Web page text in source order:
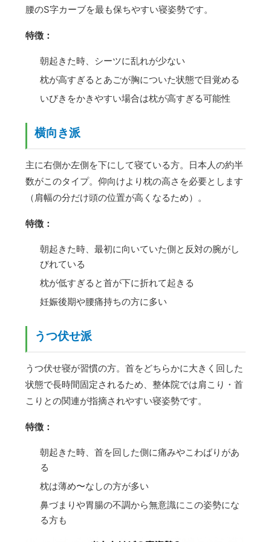
腰のS字カーブを最も保ちやすい寝姿勢です。
特徴：
朝起きた時、シーツに乱れが少ない
枕が高すぎるとあごが胸についた状態で目覚める
いびきをかきやすい場合は枕が高すぎる可能性
横向き派
主に右側か左側を下にして寝ている方。日本人の約半
数がこのタイプ。仰向けより枕の高さを必要とします
（肩幅の分だけ頭の位置が高くなるため）。
特徴：
朝起きた時、最初に向いていた側と反対の腕がし
びれている
枕が低すぎると首が下に折れて起きる
妊娠後期や腰痛持ちの方に多い
うつ伏せ派
うつ伏せ寝が習慣の方。首をどちらかに大きく回した
状態で長時間固定されるため、整体院では肩こり・首
こりとの関連が指摘されやすい寝姿勢です。
特徴：
朝起きた時、首を回した側に痛みやこわばりがあ
る
枕は薄め〜なしの方が多い
鼻づまりや胃腸の不調から無意識にこの姿勢にな
る方も